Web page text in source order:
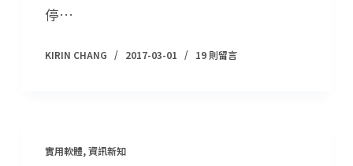
停…
KIRIN CHANG 2017-03-01 19 則留言
實用軟體,資訊新知